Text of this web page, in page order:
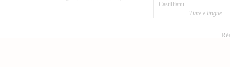
Castillianu
Tutte e lingue